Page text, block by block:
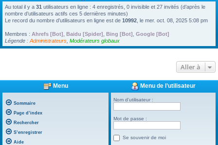
Au total il y a 31 utilisateurs en ligne : 4 enregistrés, 0 invisible et 27 invités (d’après le
nombre d’utilisateurs actifs ces 5 dernières minutes)
Le record du nombre d’utilisateurs en ligne est de 10992 , le mer. oct. 08, 2025 5:08 pm
Membres : Ahrefs [Bot] Baidu [Spider] Bing [Bot] Google [Bot]
Légende : Administrateurs Modérateurs globaux
Aller à
Menu
Sommaire
Page d’index
Rechercher
S’enregistrer
Aide
Menu de l’utilisateur
Nom d’utilisateur :
Mot de passe :
Se souvenir de moi